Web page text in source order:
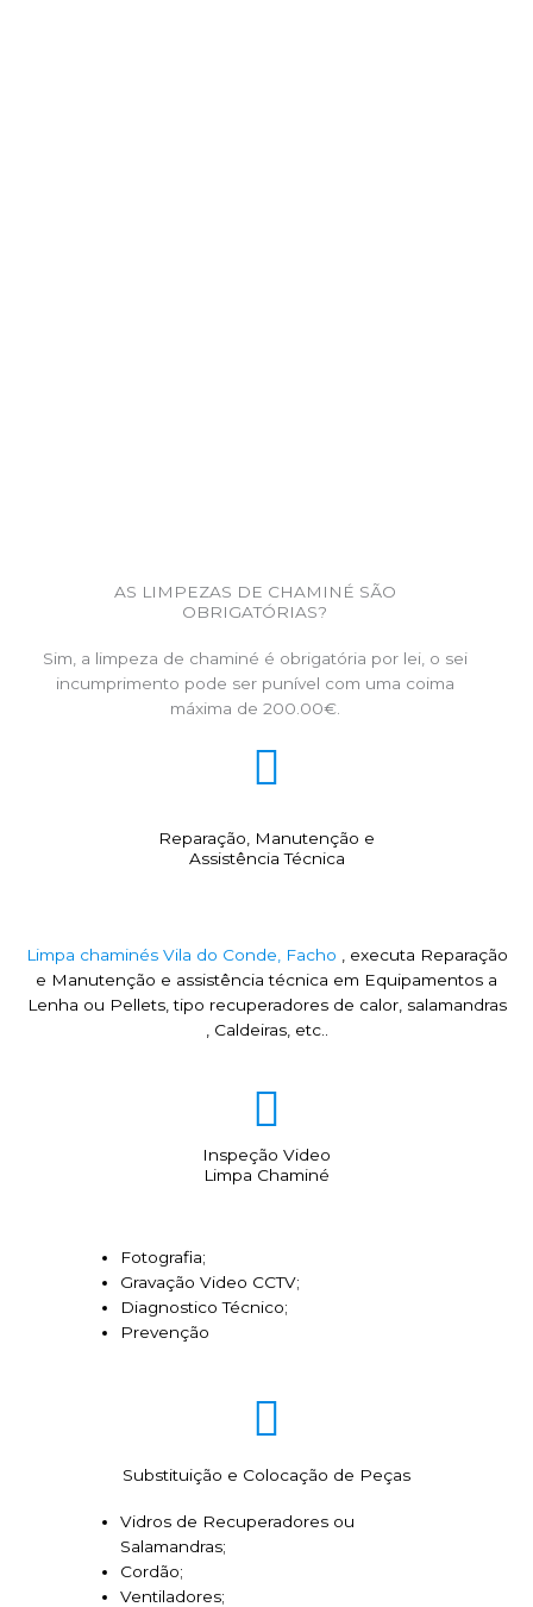
AS LIMPEZAS DE CHAMINÉ SÃO
OBRIGATÓRIAS?
Sim, a limpeza de chaminé é obrigatória por lei, o sei
incumprimento pode ser punível com uma coima
máxima de 200.00€.
Reparação, Manutenção e
Assistência Técnica
Limpa chaminés Vila do Conde, Facho , executa Reparação
e Manutenção e assistência técnica em Equipamentos a
Lenha ou Pellets, tipo recuperadores de calor, salamandras
, Caldeiras, etc..
Inspeção Video
Limpa Chaminé
Fotografia;
Gravação Video CCTV;
Diagnostico Técnico;
Prevenção
Substituição e Colocação de Peças
Vidros de Recuperadores ou
Salamandras;
Cordão;
Ventiladores;